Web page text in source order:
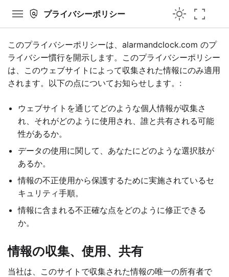
menu policy プライバシーポリシー light_mode fullscreen
このプライバシーポリシーは、alarmandclock.com のプ
ライバシー慣行を開示します。このプライバシーポリシー
は、このウェブサイトによって収集された情報にのみ適用
されます。以下の点についてお知らせします。:
ウェブサイトを通じてどのような個人情報が収集さ
れ、それがどのように使用され、誰と共有される可能
性があるか。
データの使用に関して、あなたにどのような選択肢が
あるか。
情報の不正使用から保護するために実施されているセ
キュリティ手順。
情報に含まれる不正確な点をどのように修正できる
か。
情報の収集、使用、共有
当社は、このサイトで収集された情報の唯一の所有者で